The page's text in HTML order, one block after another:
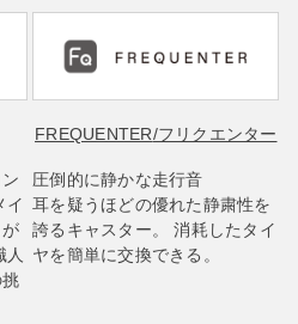
イ
人
FREQUENTER/フリクエンター
圧倒的に静かな走行音
耳を疑うほどの優れた静粛性を
誇るキャスター。 消耗したタイ
ヤを簡単に交換できる。